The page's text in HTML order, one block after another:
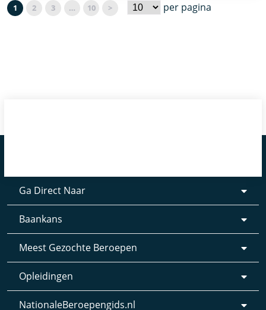
1 2 3 … 10 > per pagina
Ga Direct Naar
Baankans
Meest Gezochte Beroepen
Opleidingen
NationaleBeroepengids.nl